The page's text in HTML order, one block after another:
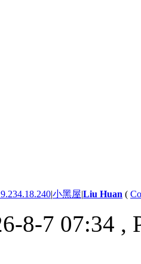
|小黑屋|Liu Huan (
8-7 07:34 ,